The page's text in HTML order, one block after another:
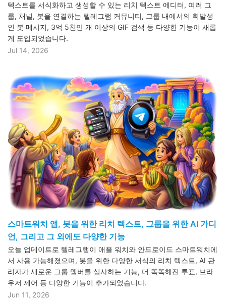
텍스트를 서식화하고 생성할 수 있는 리치 텍스트 에디터, 여러 그
룹, 채널, 봇을 연결하는 텔레그램 커뮤니티, 그룹 내에서의 휘발성
인 봇 메시지, 3억 5천만 개 이상의 GIF 검색 등 다양한 기능이 새롭
게 도입되었습니다.
Jul 14, 2026
스마트워치 앱, 봇을 위한 리치 텍스트, 그룹을 위한 AI 가디
언, 그리고 그 외에도 다양한 기능
오늘 업데이트로 텔레그램이 애플 워치와 안드로이드 스마트워치에
서 사용 가능해졌으며, 봇을 위한 다양한 서식의 리치 텍스트, AI 관
리자가 새로운 그룹 멤버를 심사하는 기능, 더 똑똑해진 투표, 브라
우저 제어 등 다양한 기능이 추가되었습니다.
Jun 11, 2026